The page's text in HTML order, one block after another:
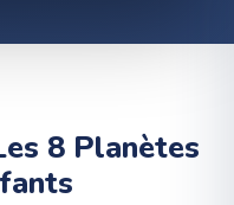
8 Planètes